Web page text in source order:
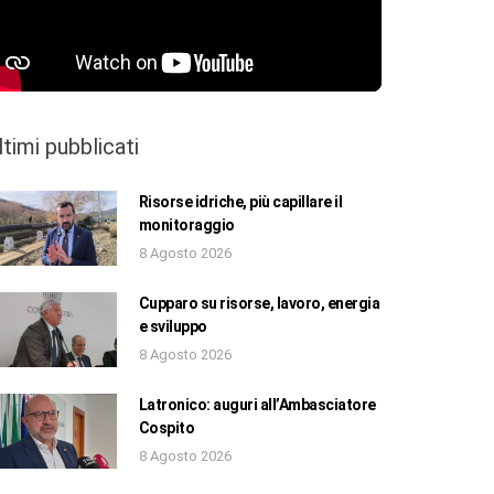
pubblicati
Risorse idriche, più capillare il
monitoraggio
8 Agosto 2026
Cupparo su risorse, lavoro, energia
e sviluppo
8 Agosto 2026
Latronico: auguri all’Ambasciatore
Cospito
8 Agosto 2026